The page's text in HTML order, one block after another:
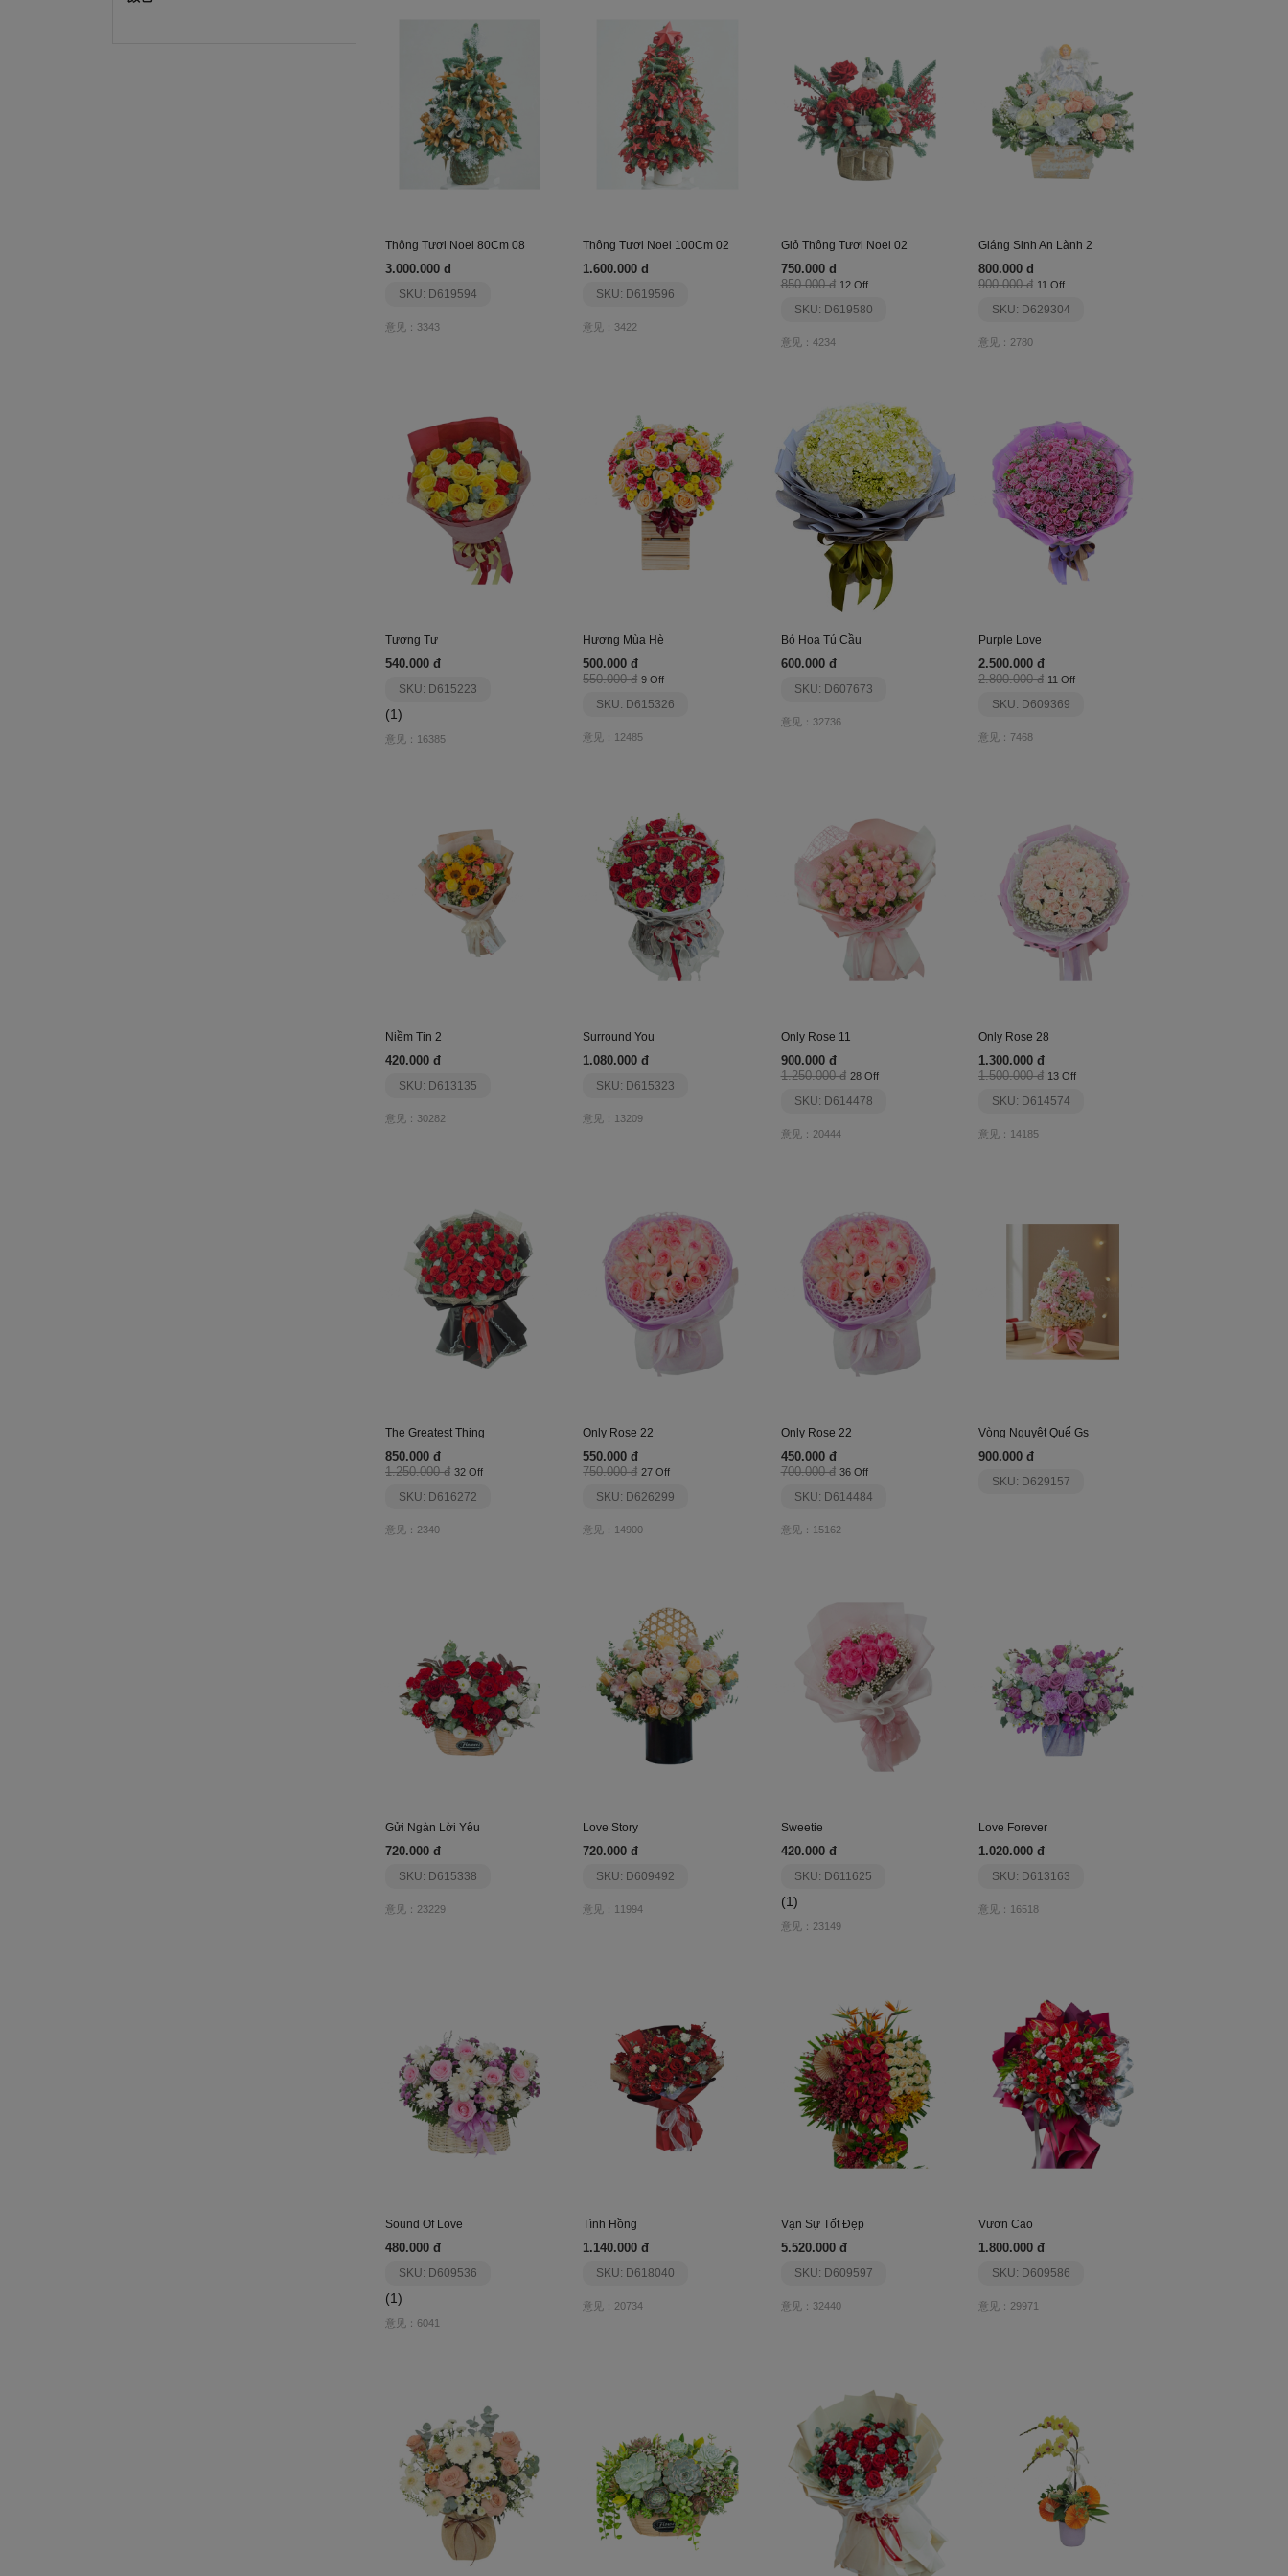
Thông Tươi Noel 80Cm 08
3.000.000 đ
SKU: D619594
意见：3343
Thông Tươi Noel 100Cm 02
1.600.000 đ
SKU: D619596
意见：3422
Giỏ Thông Tươi Noel 02
750.000 đ
850.000 đ 12 Off
SKU: D619580
意见：4234
Giáng Sinh An Lành 2
800.000 đ
900.000 đ 11 Off
SKU: D629304
意见：2780
Tương Tư
540.000 đ
SKU: D615223
(1)
意见：16385
Hương Mùa Hè
500.000 đ
550.000 đ 9 Off
SKU: D615326
意见：12485
Bó Hoa Tú Cầu
600.000 đ
SKU: D607673
意见：32736
Purple Love
2.500.000 đ
2.800.000 đ 11 Off
SKU: D609369
意见：7468
Niềm Tin 2
420.000 đ
SKU: D613135
意见：30282
Surround You
1.080.000 đ
SKU: D615323
意见：13209
Only Rose 11
900.000 đ
1.250.000 đ 28 Off
SKU: D614478
意见：20444
Only Rose 28
1.300.000 đ
1.500.000 đ 13 Off
SKU: D614574
意见：14185
The Greatest Thing
850.000 đ
1.250.000 đ 32 Off
SKU: D616272
意见：2340
Only Rose 22
550.000 đ
750.000 đ 27 Off
SKU: D626299
意见：14900
Only Rose 22
450.000 đ
700.000 đ 36 Off
SKU: D614484
意见：15162
Vòng Nguyệt Quế Gs
900.000 đ
SKU: D629157
Gửi Ngàn Lời Yêu
720.000 đ
SKU: D615338
意见：23229
Love Story
720.000 đ
SKU: D609492
意见：11994
Sweetie
420.000 đ
SKU: D611625
(1)
意见：23149
Love Forever
1.020.000 đ
SKU: D613163
意见：16518
Sound Of Love
480.000 đ
SKU: D609536
(1)
意见：6041
Tình Hồng
1.140.000 đ
SKU: D618040
意见：20734
Vạn Sự Tốt Đẹp
5.520.000 đ
SKU: D609597
意见：32440
Vươn Cao
1.800.000 đ
SKU: D609586
意见：29971